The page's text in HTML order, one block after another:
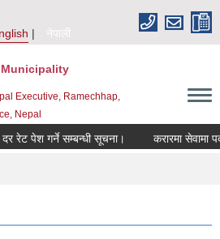
नेपाली
Municipality
Executive, Ramechhap,
Nepal
पेश गर्ने सम्बन्धी सूचना। करारमा सेवामा